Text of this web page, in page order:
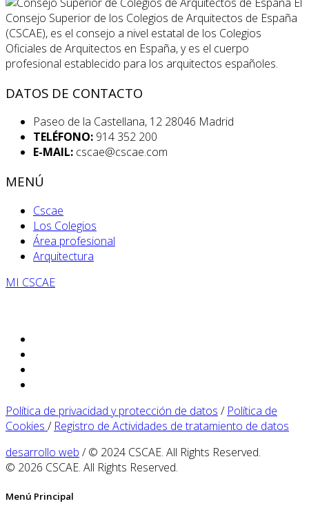
Consejo Superior de los Colegios de Arquitectos de España
(CSCAE), es el consejo a nivel estatal de los Colegios
Oficiales de Arquitectos en España, y es el cuerpo
profesional establecido para los arquitectos españoles.
DATOS DE CONTACTO
Paseo de la Castellana, 12 28046 Madrid
TELÉFONO: 914 352 200
E-MAIL: cscae@cscae.com
MENÚ
Cscae
Los Colegios
Área profesional
Arquitectura
MI CSCAE
Política de privacidad y protección de datos / Política de
Cookies / Registro de Actividades de tratamiento de datos
desarrollo web / © 2024 CSCAE. All Rights Reserved.
© 2026 CSCAE. All Rights Reserved.
Menú Principal